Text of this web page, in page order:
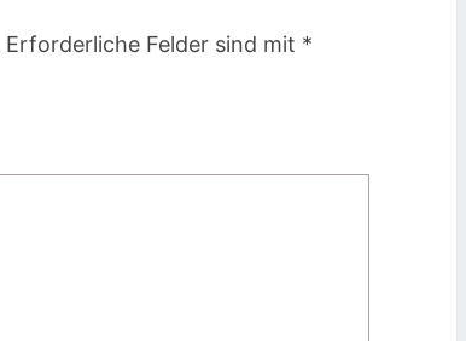
Erforderliche Felder sind mit *